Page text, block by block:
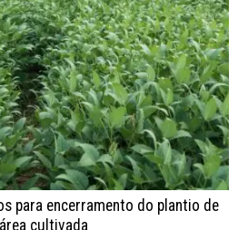
para encerramento do plantio de
cultivada